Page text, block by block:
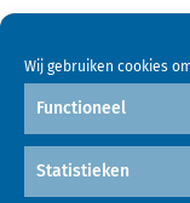
Wij gebruiken cookies
Functioneel
Statistieken